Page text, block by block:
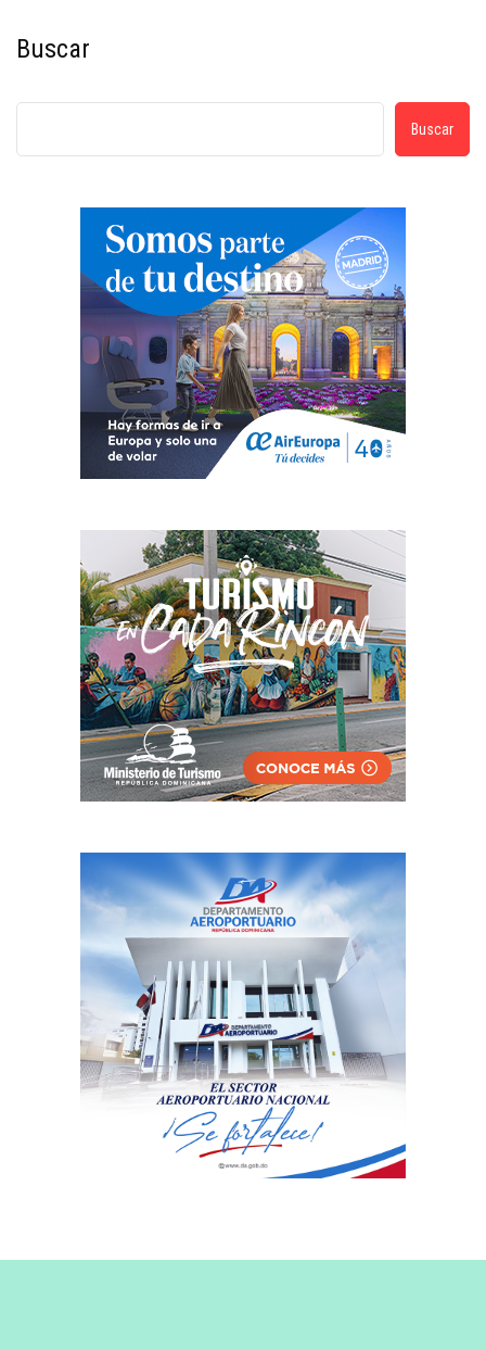
Buscar
Buscar